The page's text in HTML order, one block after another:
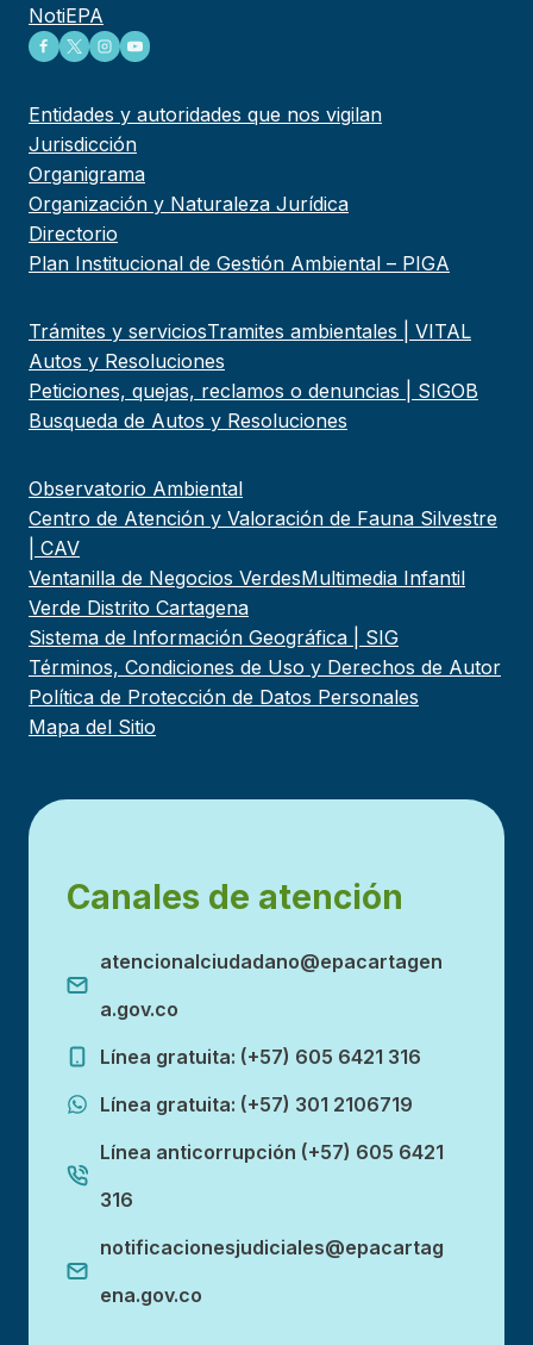
NotiEPA
Entidades y autoridades que nos vigilan
Jurisdicción
Organigrama
Organización y Naturaleza Jurídica
Directorio
Plan Institucional de Gestión Ambiental – PIGA
Trámites y serviciosTramites ambientales | VITAL
Autos y Resoluciones
Peticiones, quejas, reclamos o denuncias | SIGOB
Busqueda de Autos y Resoluciones
Observatorio Ambiental
Centro de Atención y Valoración de Fauna Silvestre
| CAV
Ventanilla de Negocios VerdesMultimedia Infantil
Verde Distrito Cartagena
Sistema de Información Geográfica | SIG
Términos, Condiciones de Uso y Derechos de Autor
Política de Protección de Datos Personales
Mapa del Sitio
Canales de atención
atencionalciudadano@epacartagen
a.gov.co
Línea gratuita: (+57) 605 6421 316
Línea gratuita: (+57) 301 2106719
Línea anticorrupción (+57) 605 6421
316
notificacionesjudiciales@epacartag
ena.gov.co